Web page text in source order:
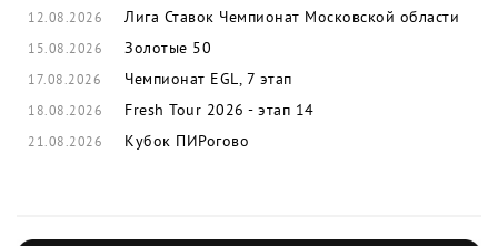
12.08.2026 Лига Ставок Чемпионат Московской области
15.08.2026 Золотые 50
17.08.2026 Чемпионат EGL, 7 этап
18.08.2026 Fresh Tour 2026 - этап 14
21.08.2026 Кубок ПИРогово